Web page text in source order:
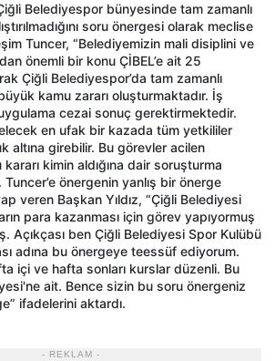
Belediyespor bünyesinde tam zamanlı
soru önergesi olarak meclise
Tuncer, “Belediyemizin mali disiplini ve
önemli bir konu ÇİBEL’e ait 25
Çiğli Belediyespor’da tam zamanlı
büyük kamu zararı oluşturmaktadır. İş
cezai sonuç gerektirmektedir.
en ufak bir kazada tüm yetkililer
altına girebilir. Bu görevler acilen
kararı kimin aldığına dair soruşturma
Tuncer’e önergenin yanlış bir önerge
veren Başkan Yıldız, “Çiğli Belediyesi
para kazanması için görev yapıyormuş
Açıkçası ben Çiğli Belediyesi Spor Kulübü
adına bu önergeye teessüf ediyorum.
içi ve hafta sonları kurslar düzenli. Bu
ait. Bence sizin bu soru önergeniz
ifadelerini aktardı.
- REKLAM -